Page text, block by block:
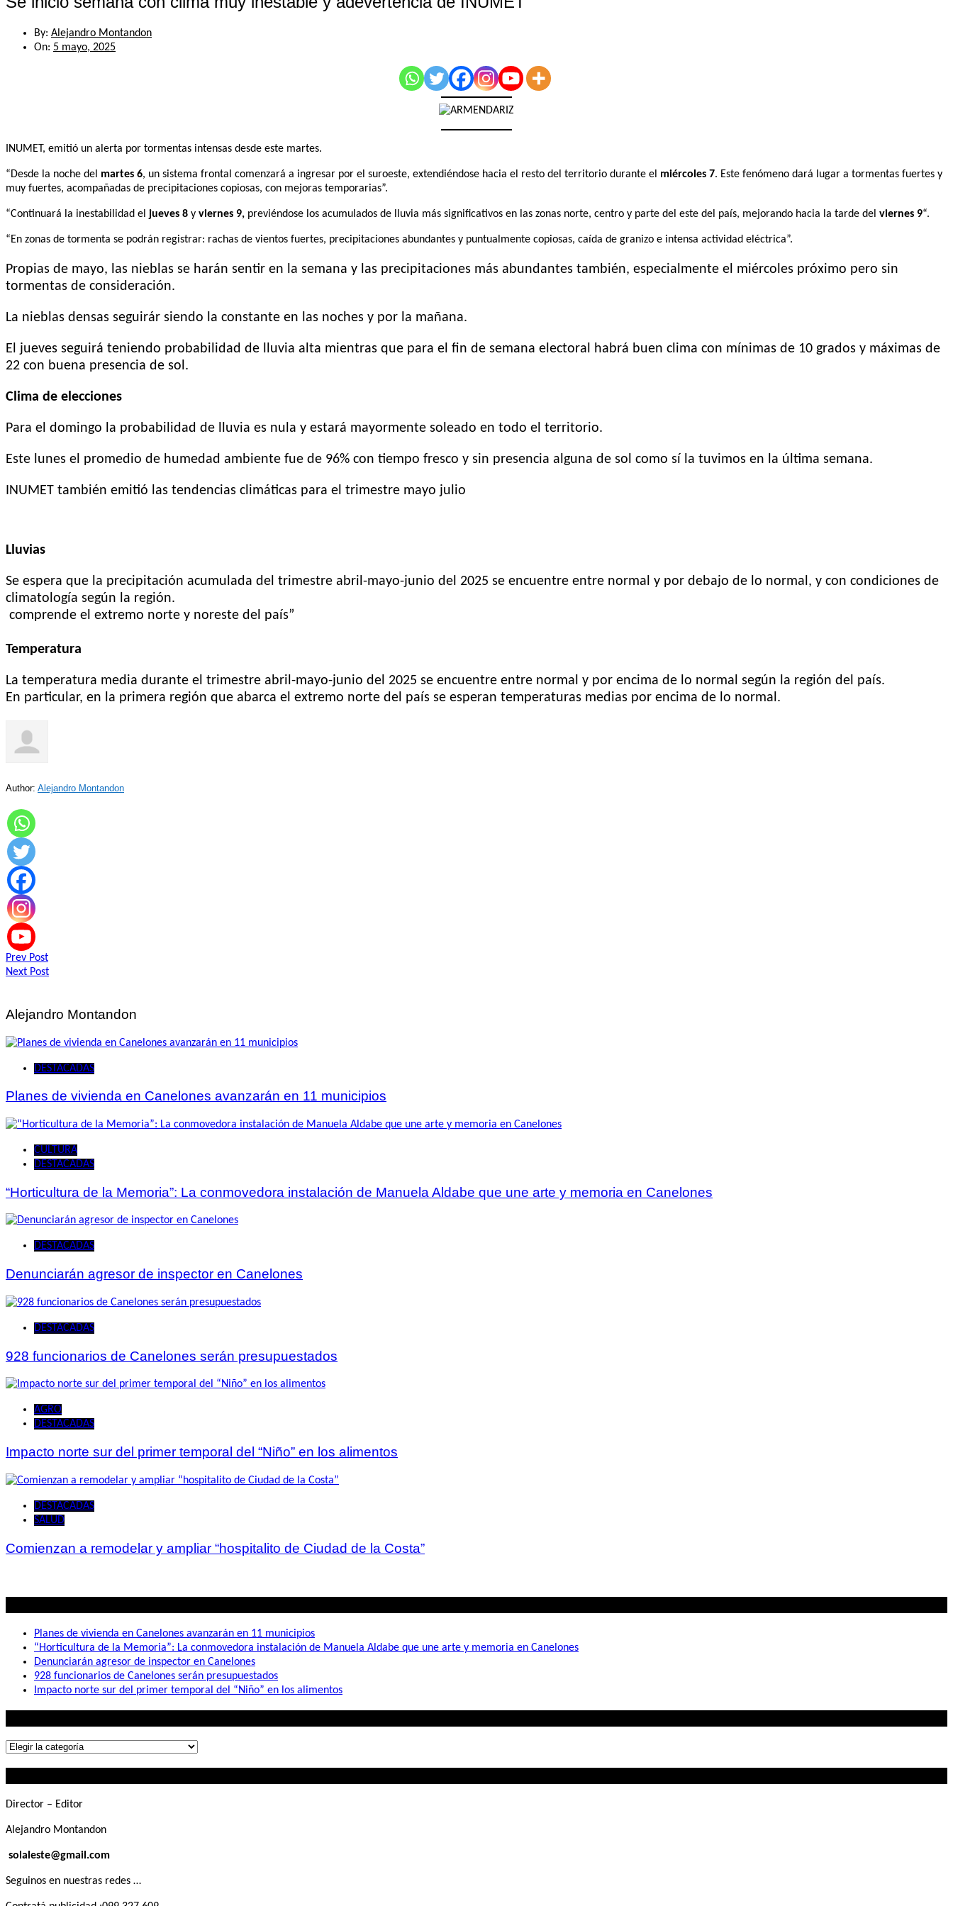
By: Alejandro Montandon
On: 5 mayo, 2025
INUMET, emitió un alerta por tormentas intensas desde este martes.
“Desde la noche del martes 6, un sistema frontal comenzará a ingresar por el suroeste, extendiéndose hacia el resto del territorio durante el miércoles 7. Este fenómeno dará lugar a tormentas fuertes y
muy fuertes, acompañadas de precipitaciones copiosas, con mejoras temporarias”.
“Continuará la inestabilidad el jueves 8 y viernes 9, previéndose los acumulados de lluvia más significativos en las zonas norte, centro y parte del este del país, mejorando hacia la tarde del viernes 9“.
“En zonas de tormenta se podrán registrar: rachas de vientos fuertes, precipitaciones abundantes y puntualmente copiosas, caída de granizo e intensa actividad eléctrica”.
Propias de mayo, las nieblas se harán sentir en la semana y las precipitaciones más abundantes también, especialmente el miércoles próximo pero sin
tormentas de consideración.
La nieblas densas seguirár siendo la constante en las noches y por la mañana.
El jueves seguirá teniendo probabilidad de lluvia alta mientras que para el fin de semana electoral habrá buen clima con mínimas de 10 grados y máximas de
22 con buena presencia de sol.
Clima de elecciones
Para el domingo la probabilidad de lluvia es nula y estará mayormente soleado en todo el territorio.
Este lunes el promedio de humedad ambiente fue de 96% con tiempo fresco y sin presencia alguna de sol como sí la tuvimos en la última semana.
INUMET también emitió las tendencias climáticas para el trimestre mayo julio
Lluvias
Se espera que la precipitación acumulada del trimestre abril-mayo-junio del 2025 se encuentre entre normal y por debajo de lo normal, y con condiciones de
climatología según la región.
comprende el extremo norte y noreste del país”
Temperatura
La temperatura media durante el trimestre abril-mayo-junio del 2025 se encuentre entre normal y por encima de lo normal según la región del país.
En particular, en la primera región que abarca el extremo norte del país se esperan temperaturas medias por encima de lo normal.
Author: Alejandro Montandon
Navegación
de
Prev Post
Next Post
Alejandro Montandon
DESTACADAS
Planes de vivienda en Canelones avanzarán en 11 municipios
CULTURA
DESTACADAS
“Horticultura de la Memoria”: La conmovedora instalación de Manuela Aldabe que une arte y memoria en Canelones
DESTACADAS
Denunciarán agresor de inspector en Canelones
DESTACADAS
928 funcionarios de Canelones serán presupuestados
AGRO
DESTACADAS
Impacto norte sur del primer temporal del “Niño” en los alimentos
DESTACADAS
SALUD
Comienzan a remodelar y ampliar “hospitalito de Ciudad de la Costa”
Planes de vivienda en Canelones avanzarán en 11 municipios
“Horticultura de la Memoria”: La conmovedora instalación de Manuela Aldabe que une arte y memoria en Canelones
Denunciarán agresor de inspector en Canelones
928 funcionarios de Canelones serán presupuestados
Impacto norte sur del primer temporal del “Niño” en los alimentos
Lo
Director – Editor
Alejandro Montandon
solaleste@gmail.com
Seguinos en nuestras redes …